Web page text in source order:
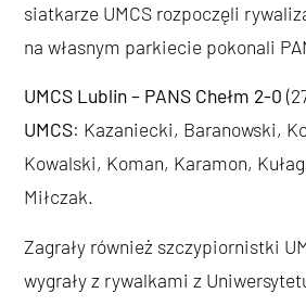
siatkarze UMCS rozpoczęli
na własnym parkiecie pokonali
UMCS Lublin – PANS Chełm 2-0
UMCS: Kazaniecki, Baranowski,
Kowalski, Koman, Karamon,
Miłczak.
Zagrały również szczypiornistki
wygrały z rywalkami z